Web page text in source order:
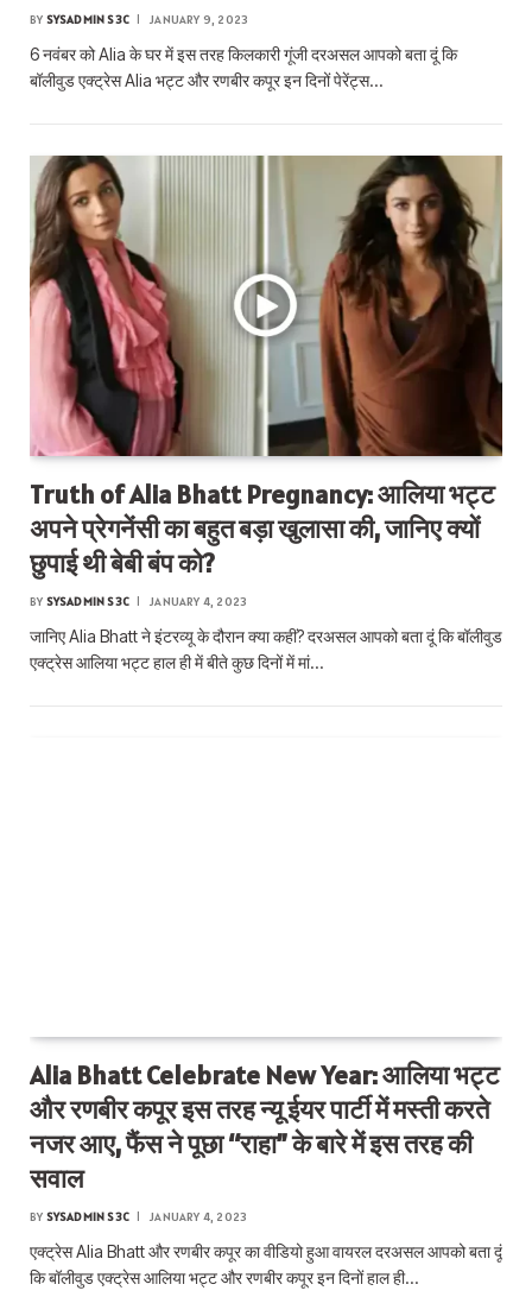
BY SYSADMIN S3C JANUARY 9, 2023
6 नवंबर को Alia के घर में इस तरह किलकारी गूंजी दरअसल आपको बता दूं कि
बॉलीवुड एक्ट्रेस Alia भट्ट और रणबीर कपूर इन दिनों पेरेंट्स…
Truth of Alia Bhatt Pregnancy: आलिया भट्ट
अपने प्रेगनेंसी का बहुत बड़ा खुलासा की, जानिए क्यों
छुपाई थी बेबी बंप को?
BY SYSADMIN S3C JANUARY 4, 2023
जानिए Alia Bhatt ने इंटरव्यू के दौरान क्या कहीं? दरअसल आपको बता दूं कि बॉलीवुड
एक्ट्रेस आलिया भट्ट हाल ही में बीते कुछ दिनों में मां…
Alia Bhatt Celebrate New Year: आलिया भट्ट
और रणबीर कपूर इस तरह न्यू ईयर पार्टी में मस्ती करते
नजर आए, फैंस ने पूछा “राहा” के बारे में इस तरह की
सवाल
BY SYSADMIN S3C JANUARY 4, 2023
एक्ट्रेस Alia Bhatt और रणबीर कपूर का वीडियो हुआ वायरल दरअसल आपको बता दूं
कि बॉलीवुड एक्ट्रेस आलिया भट्ट और रणबीर कपूर इन दिनों हाल ही…